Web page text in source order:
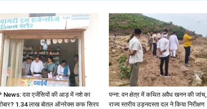
News: दवा एजेंसियों की आड़ में नशे का
1.34 लाख बोतल ऑनरेक्स कफ सिरप
पन्ना: वन क्षेत्र में कथित अवैध खनन की जांच,
राज्य स्तरीय उड़नदस्ता दल ने किया निरीक्षण